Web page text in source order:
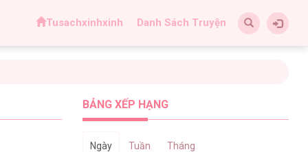
Tusachxinhxinh Danh Sách Truyện
BẢNG XẾP HẠNG
Ngày Tuần Tháng